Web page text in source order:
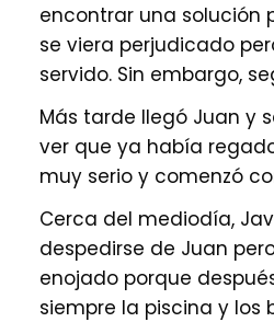
encontrar una solución
se viera perjudicado
servido. Sin embargo,
Más tarde llegó Juan y
ver que ya había
muy serio y comenzó
Cerca del mediodía,
despedirse de Juan
enojado porque
siempre la piscina y los